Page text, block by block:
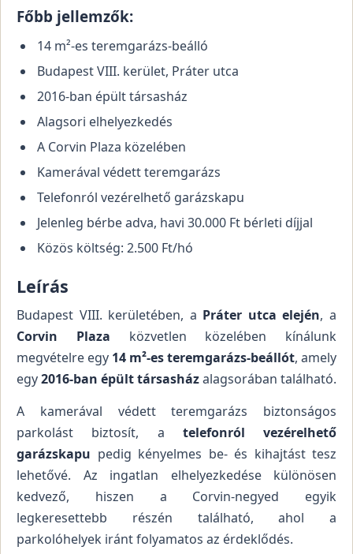
Főbb jellemzők:
14 m²-es teremgarázs-beálló
Budapest VIII. kerület, Práter utca
2016-ban épült társasház
Alagsori elhelyezkedés
A Corvin Plaza közelében
Kamerával védett teremgarázs
Telefonról vezérelhető garázskapu
Jelenleg bérbe adva, havi 30.000 Ft bérleti díjjal
Közös költség: 2.500 Ft/hó
Leírás
Budapest VIII. kerületében, a Práter utca elején, a
Corvin Plaza közvetlen közelében kínálunk
megvételre egy 14 m²-es teremgarázs-beállót, amely
egy2016-ban épült társasházalagsorában található.
A kamerával védett teremgarázs biztonságos
parkolást biztosít, a telefonról vezérelhető
garázskapu pedig kényelmes be- és kihajtást tesz
lehetővé. Az ingatlan elhelyezkedése különösen
kedvező, hiszen a Corvin-negyed egyik
legkeresettebb részén található, ahol a
parkolóhelyek iránt folyamatos az érdeklődés.